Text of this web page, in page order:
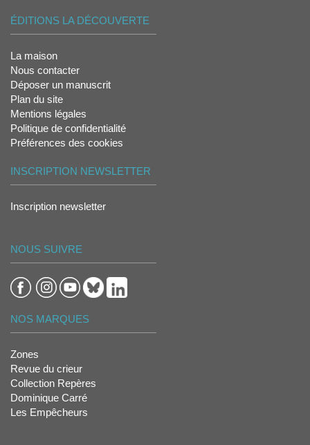
ÉDITIONS LA DÉCOUVERTE
La maison
Nous contacter
Déposer un manuscrit
Plan du site
Mentions légales
Politique de confidentialité
Préférences des cookies
INSCRIPTION NEWSLETTER
Inscription newsletter
NOUS SUIVRE
NOS MARQUES
Zones
Revue du crieur
Collection Repères
Dominique Carré
Les Empêcheurs